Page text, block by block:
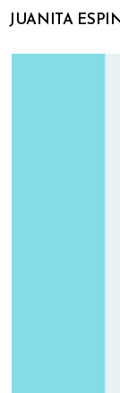
JUANITA